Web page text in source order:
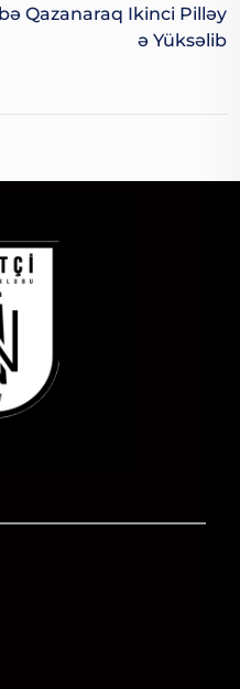
Bə Qazanaraq Ikinci Pilləy
Ə Yüksəlib